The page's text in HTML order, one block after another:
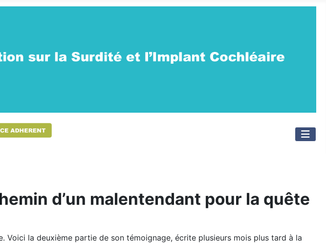
d’un malentendant pour la quête
Voici la deuxième partie de son témoignage, écrite plusieurs mois plus tard à la